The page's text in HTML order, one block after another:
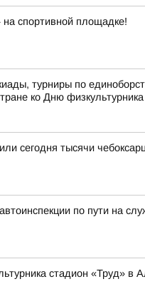
спортивной площадке!
турниры по
ко Дню физкультурника
сегодня тысячи
по пути на
стадион «Труд» в